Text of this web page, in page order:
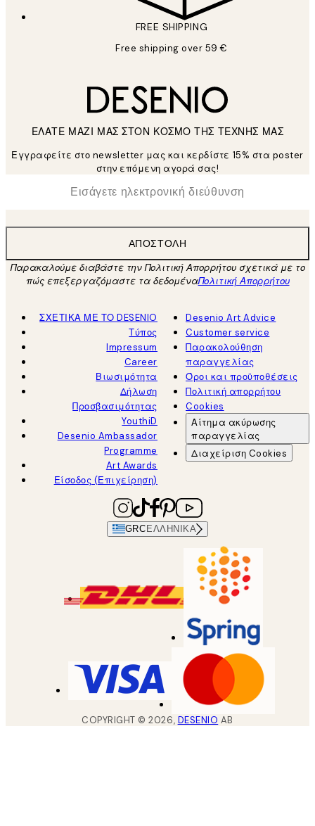
FREE SHIPPING
Free shipping over 59 €
ΕΛΑΤΕ ΜΑΖΙ ΜΑΣ ΣΤΟΝ ΚΟΣΜΟ ΤΗΣ ΤΕΧΝΗΣ ΜΑΣ
Εγγραφείτε στο newsletter μας και κερδίστε 15% στα poster
στην επόμενη αγορά σας!
Ηλεκτρονική Διεύθυνση
ΑΠΟΣΤΟΛΉ
Παρακαλούμε διαβάστε την Πολιτική Απορρήτου σχετικά με το
πώς επεξεργαζόμαστε τα δεδομέναΠολιτική Απορρήτου
ΣΧΕΤΙΚΑ ΜΕ ΤΟ DESENIO
Τύπος
Impressum
Career
Βιωσιμότητα
Δήλωση
Προσβασιμότητας
YouthiD
Desenio Ambassador
Programme
Art Awards
Είσοδος (Επιχείρηση)
Desenio Art Advice
Customer service
Παρακολούθηση
παραγγελίας
Όροι και προϋποθέσεις
Πολιτική απορρήτου
Cookies
Αίτημα ακύρωσης
παραγγελίας
Διαχείριση Cookies
GRC ΕΛΛΗΝΙΚΆ
COPYRIGHT ©2026, DESENIO AB